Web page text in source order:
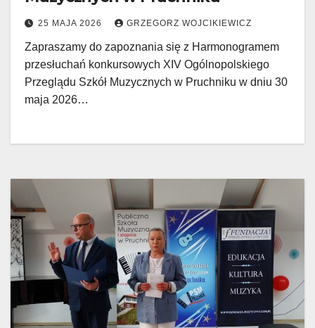
25 MAJA 2026 GRZEGORZ WOJCIKIEWICZ
Zapraszamy do zapoznania się z Harmonogramem
przesłuchań konkursowych XIV Ogólnopolskiego
Przeglądu Szkół Muzycznych w Pruchniku w dniu 30
maja 2026…